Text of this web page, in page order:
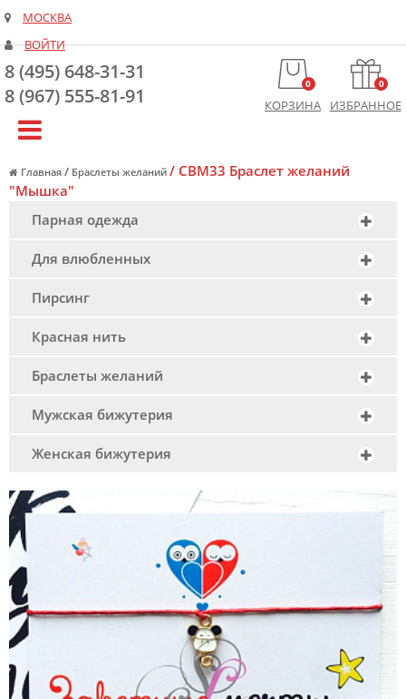
МОСКВА
ВОЙТИ
8 (495) 648-31-31
8 (967) 555-81-91
0
КОРЗИНА
0
ИЗБРАННОЕ
Главная / Браслеты желаний / CBM33 Браслет желаний
"Мышка"
Парная одежда
Для влюбленных
Пирсинг
Красная нить
Браслеты желаний
Мужская бижутерия
Женская бижутерия